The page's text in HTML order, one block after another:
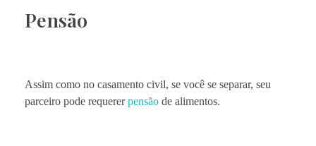
Pensão
Assim como no casamento civil, se você se separar, seu
parceiro pode requererpensão de alimentos.